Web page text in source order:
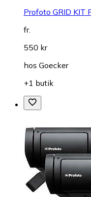
Profoto GRID KIT
fr.
550 kr
hos Goecker
+1 butik